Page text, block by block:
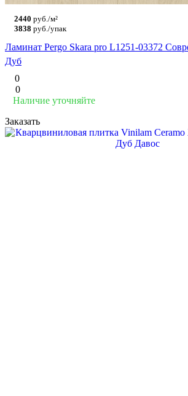
2440 руб./м²
3838 руб./упак
Ламинат Pergo Skara pro L1251-03372
Дуб
0
0
Наличие уточняйте
Заказать